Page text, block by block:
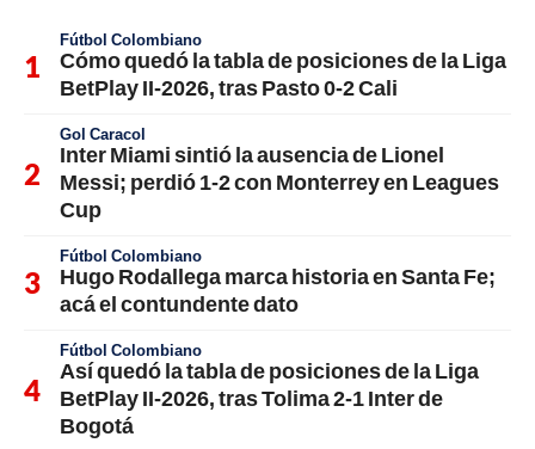
Fútbol Colombiano
Cómo quedó la tabla de posiciones de la Liga
BetPlay II-2026, tras Pasto 0-2 Cali
Gol Caracol
Inter Miami sintió la ausencia de Lionel
Messi; perdió 1-2 con Monterrey en Leagues
Cup
Fútbol Colombiano
Hugo Rodallega marca historia en Santa Fe;
acá el contundente dato
Fútbol Colombiano
Así quedó la tabla de posiciones de la Liga
BetPlay II-2026, tras Tolima 2-1 Inter de
Bogotá